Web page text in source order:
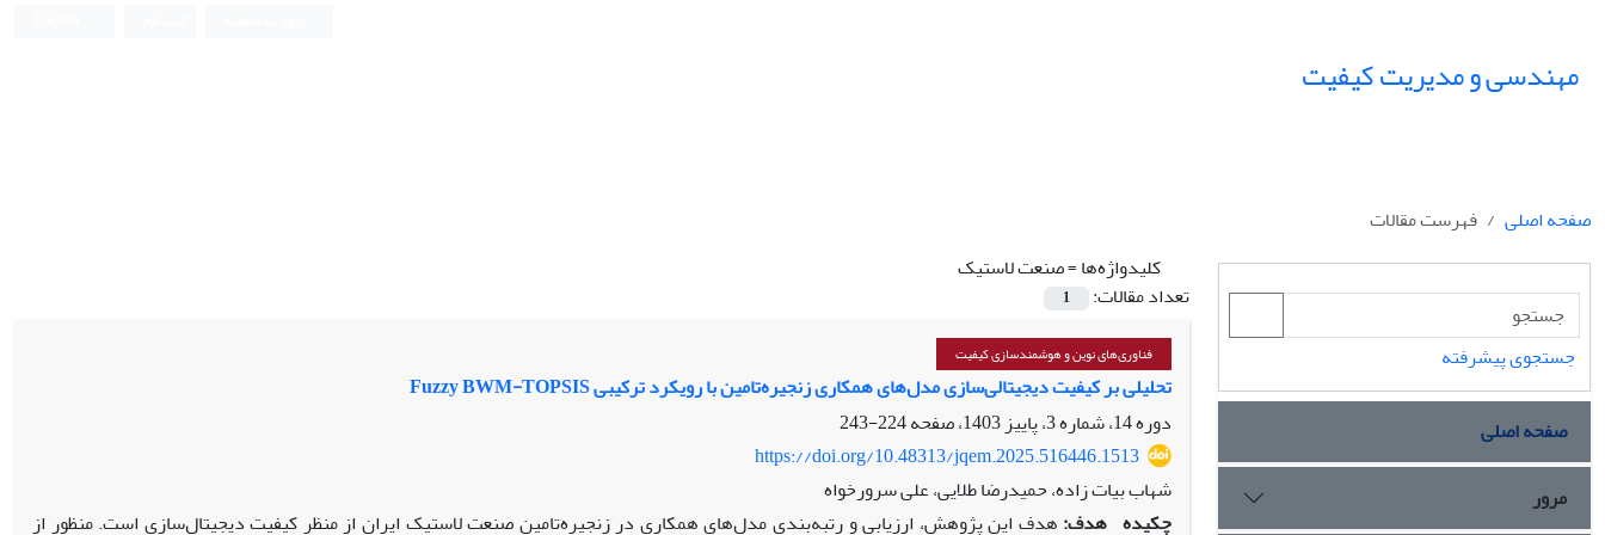
مهندسی و مدیریت کیفیت
صفحه اصلی
فهرست مقالات
کلیدواژه‌ها =صنعت لاستیک
تعداد مقالات:
1
فناوری‌های نوین و هوشمندسازی کیفیت
تحلیلی بر کیفیت دیجیتالی‌سازی مدل‌های همکاری زنجیره‌تامین با رویکرد ترکیبی Fuzzy BWM-TOPSIS
دوره 14، شماره 3، پاییز 1403، صفحه
224-243
https://doi.org/10.48313/jqem.2025.516446.1513
شهاب بیات زاده، حمیدرضا طلایی، علی سرورخواه
چکیده هدف: هدف این پژوهش، ارزیابی و رتبه‌بندی مدل‌های همکاری در زنجیره‌تامین صنعت لاستیک ایران از منظر کیفیت دیجیتال‌سازی است. منظور از
جستجوی پیشرفته
صفحه اصلی
مرور